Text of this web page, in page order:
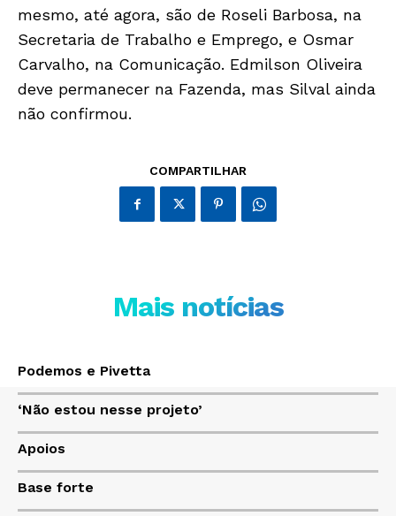
JUNTE-SE NO WHATSAPP
HOME
POLÍTICA
mesmo, até agora, são de Roseli Barbosa, na
Secretaria de Trabalho e Emprego, e Osmar
Carvalho, na Comunicação. Edmilson Oliveira
deve permanecer na Fazenda, mas Silval ainda
não confirmou.
COMPARTILHAR
Mais notícias
Podemos e Pivetta
‘Não estou nesse projeto’
Apoios
Base forte